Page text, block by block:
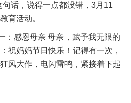
句话，说得一点都没错，3月11
育活动。
：感恩母亲 母亲，赋予我无限的
祝妈妈节日快乐！记得有一次，
风大作，电闪雷鸣，紧接着下起